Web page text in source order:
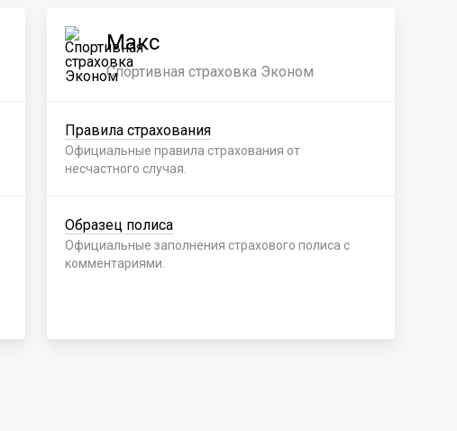
Макс
Спортивная страховка Эконом
Правила страхования
Официальные правила страхования от
несчастного случая.
Образец полиса
Официальные заполнения страхового полиса с
комментариями.